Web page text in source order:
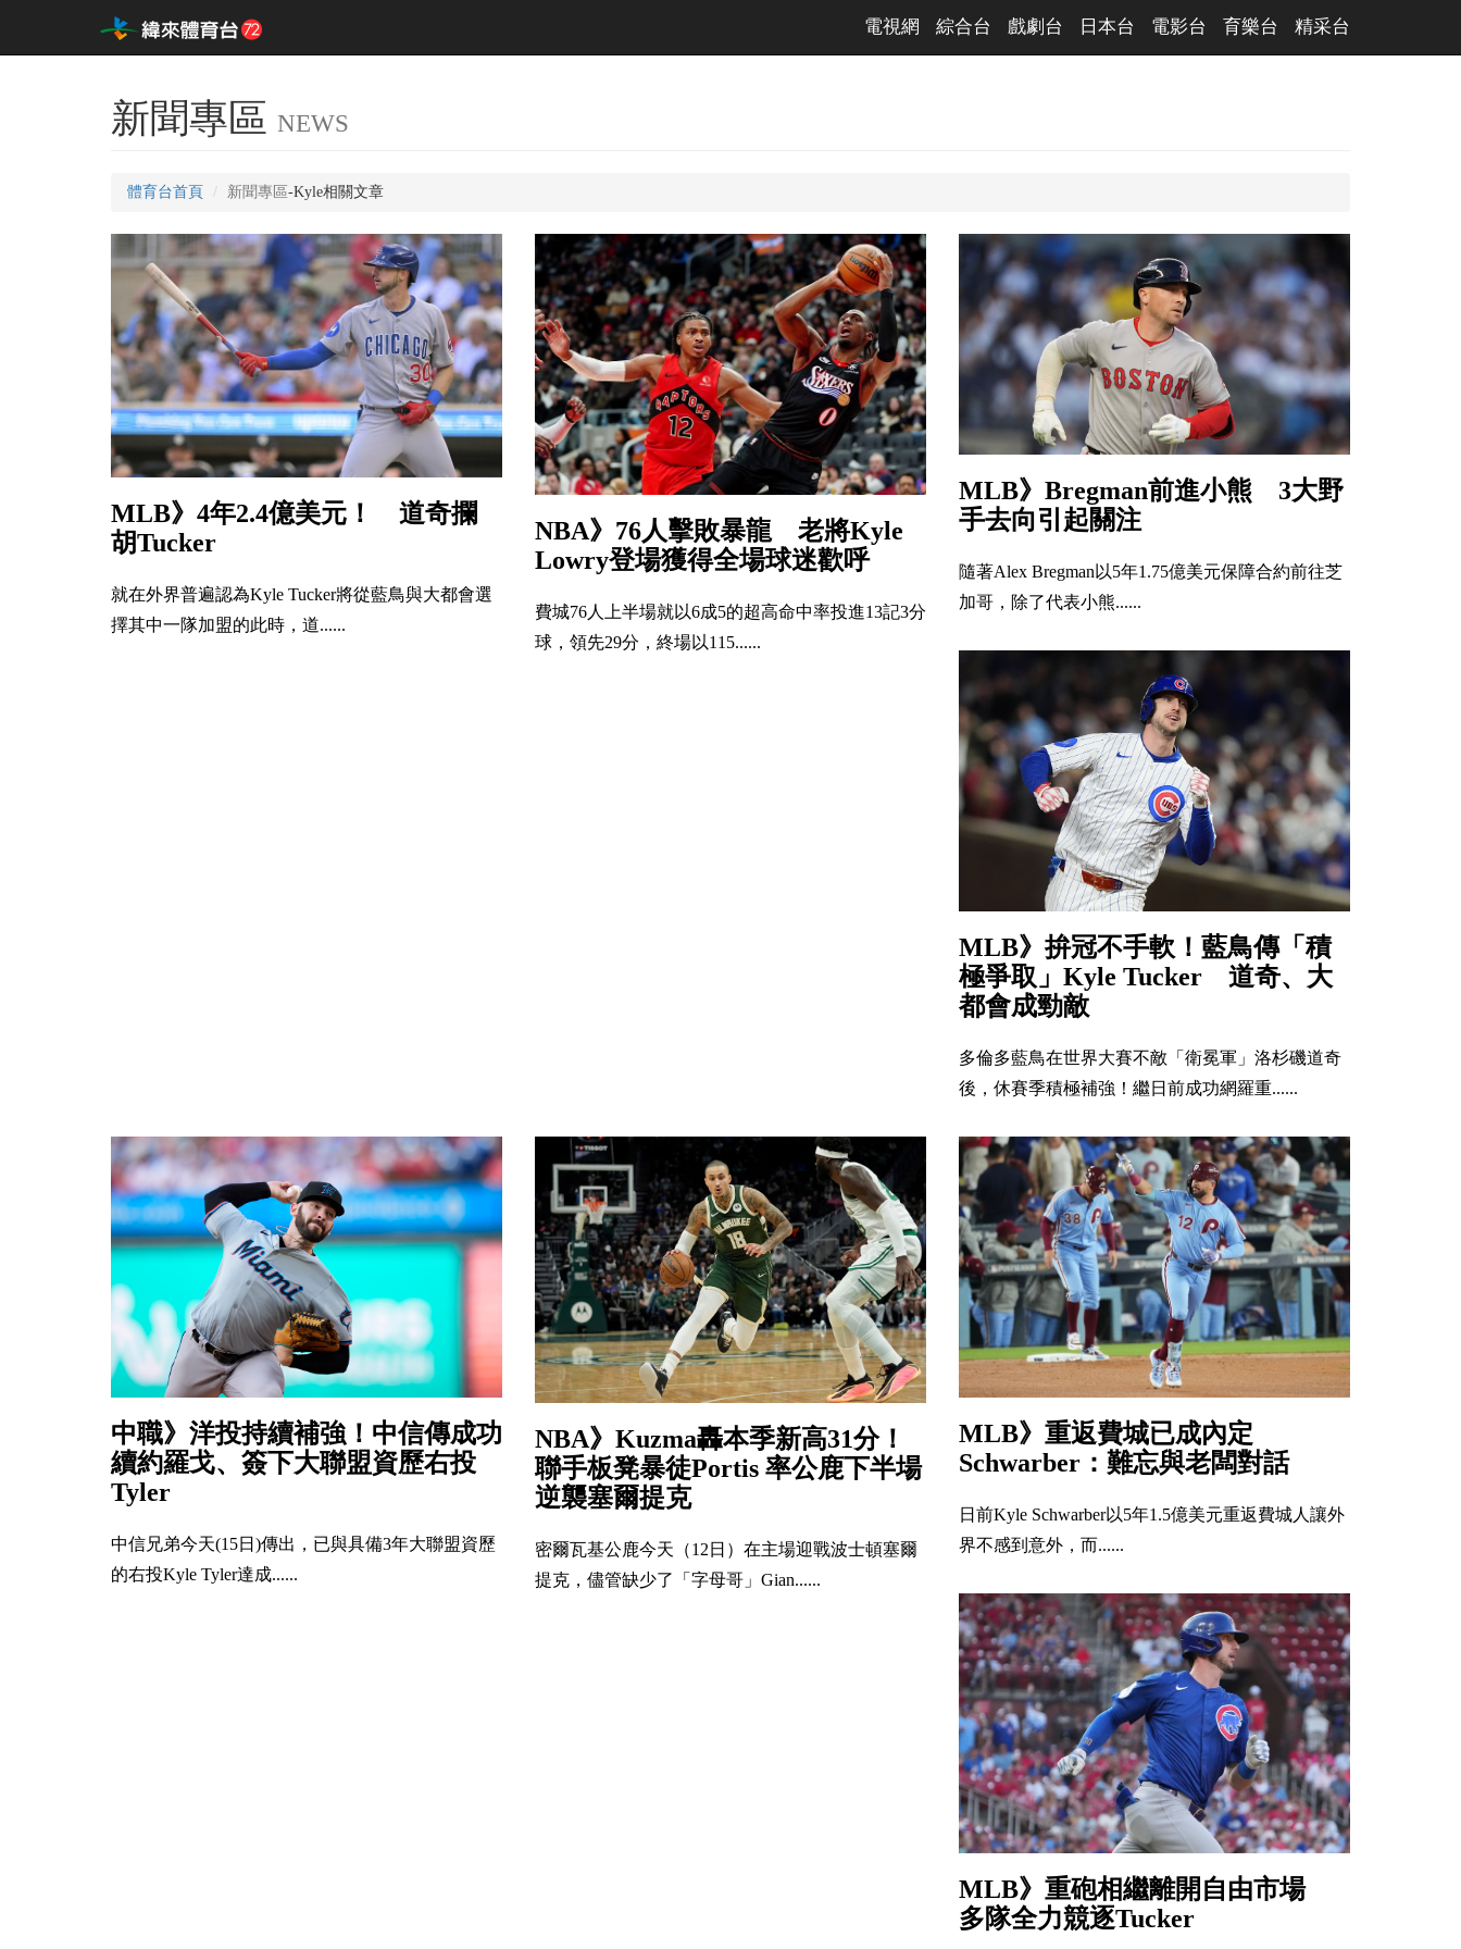
電視網 綜合台 戲劇台 日本台 電影台 育樂台 精采台
新聞專區 NEWS
體育台首頁 新聞專區-Kyle相關文章
MLB》4年2.4億美元！ 道奇攔
胡Tucker
就在外界普遍認為Kyle Tucker將從藍鳥與大都會選
擇其中一隊加盟的此時，道......
NBA》76人擊敗暴龍 老將Kyle
Lowry登場獲得全場球迷歡呼
費城76人上半場就以6成5的超高命中率投進13記3分
球，領先29分，終場以115......
MLB》Bregman前進小熊 3大野
手去向引起關注
隨著Alex Bregman以5年1.75億美元保障合約前往芝
加哥，除了代表小熊......
MLB》拚冠不手軟！藍鳥傳「積
極爭取」Kyle Tucker 道奇、大
都會成勁敵
多倫多藍鳥在世界大賽不敵「衛冕軍」洛杉磯道奇
後，休賽季積極補強！繼日前成功網羅重......
中職》洋投持續補強！中信傳成功
續約羅戈、簽下大聯盟資歷右投
Tyler
中信兄弟今天(15日)傳出，已與具備3年大聯盟資歷
的右投Kyle Tyler達成......
NBA》Kuzma轟本季新高31分！
聯手板凳暴徒Portis 率公鹿下半場
逆襲塞爾提克
密爾瓦基公鹿今天（12日）在主場迎戰波士頓塞爾
提克，儘管缺少了「字母哥」Gian......
MLB》重返費城已成內定
Schwarber：難忘與老闆對話
日前Kyle Schwarber以5年1.5億美元重返費城人讓外
界不感到意外，而......
MLB》重砲相繼離開自由市場
多隊全力競逐Tucker